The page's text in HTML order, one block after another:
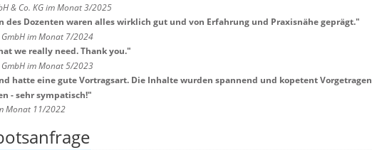
& Co. KG im Monat 3/2025
des Dozenten waren alles wirklich gut und von Erfahrung und Praxisnähe geprägt."
GmbH im Monat 7/2024
we really need. Thank you."
GmbH im Monat 5/2023
hatte eine gute Vortragsart. Die Inhalte wurden spannend und kopetent Vorgetragen
- sehr sympatisch!"
Monat 11/2022